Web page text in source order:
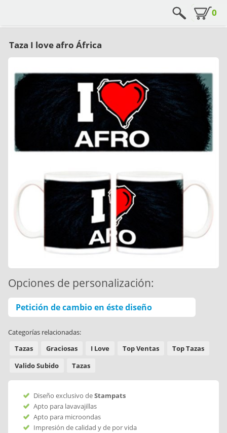
0
Taza I love afro África
Opciones de personalización:
Petición de cambio en éste diseño
Categorías relacionadas:
Tazas
Graciosas I Love Top Ventas
Top Tazas
Valido Subido
Tazas
Diseño exclusivo deStampats
Apto para lavavajillas
Apto para microondas
Impresión de calidad y de por vida